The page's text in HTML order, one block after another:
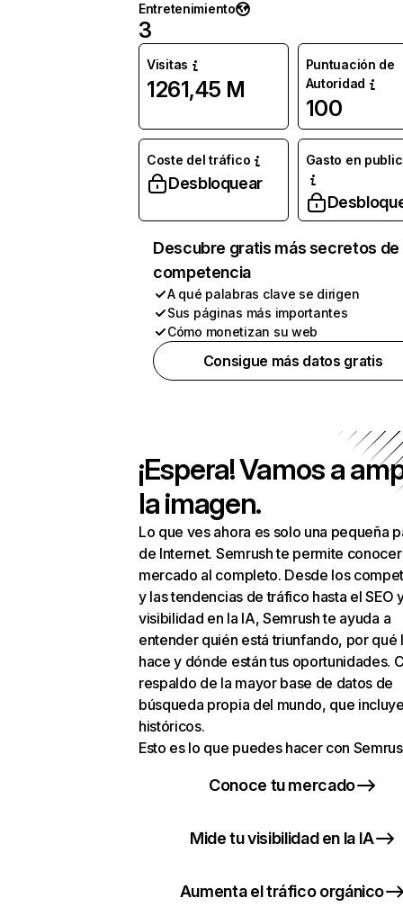
Entretenimiento
3
Visitas
1261,45 M
Puntuación de
Autoridad
100
Coste del tráfico
Desbloquear
Gasto en
Descubre gratis más secretos de
competencia
A qué palabras clave se dirigen
Sus páginas más importantes
Cómo monetizan su web
Consigue más datos gratis
¡Espera! Vamos a
la imagen.
Lo que ves ahora es solo una pequeña
de Internet. Semrush te permite
mercado al completo. Desde los
y las tendencias de tráfico hasta el SEO
visibilidad en la IA, Semrush te ayuda a
entender quién está triunfando, por qué
hace y dónde están tus oportunidades.
respaldo de la mayor base de datos de
búsqueda propia del mundo, que
históricos.
Esto es lo que puedes hacer con
Conoce tu mercado
Mide tu visibilidad en la IA
Aumenta el tráfico orgánico